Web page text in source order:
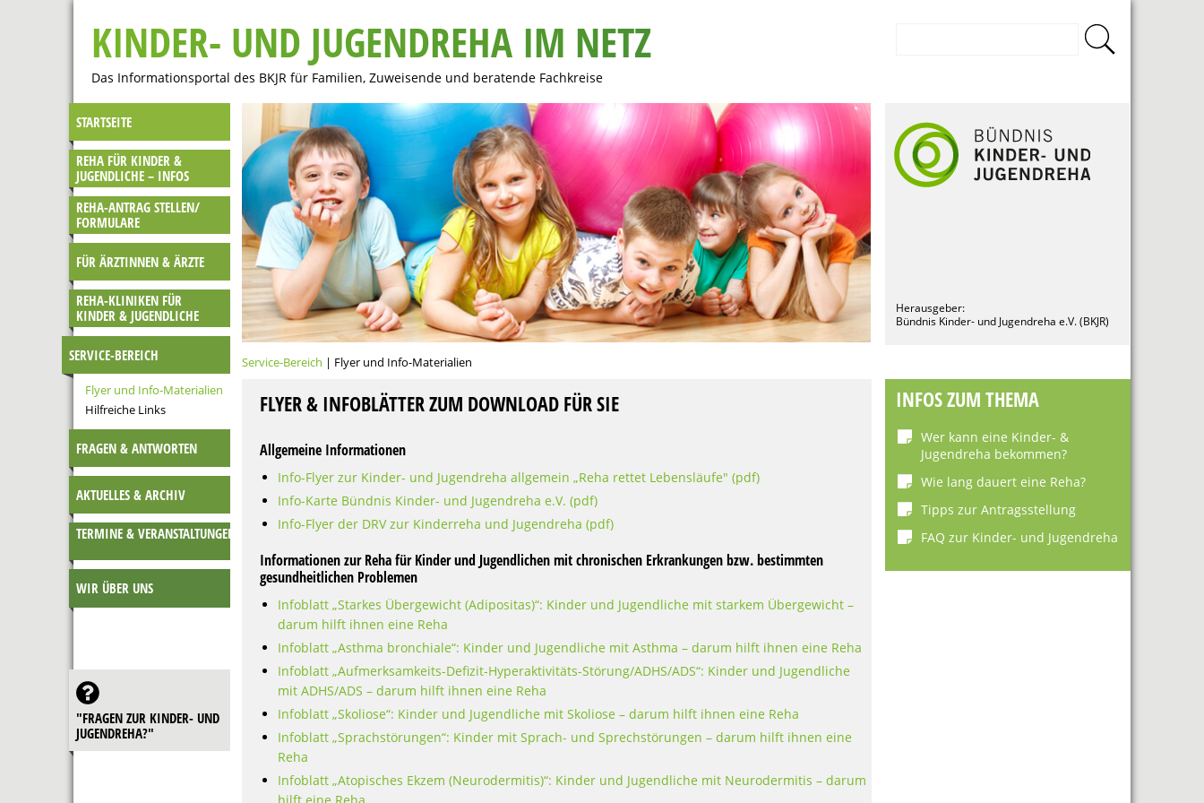
KINDER- UND JUGENDREHA IM NETZ
Das Informationsportal des BKJR für Familien, Zuweisende und beratende Fachkreise
STARTSEITE
REHA FÜR KINDER &
JUGENDLICHE – INFOS
REHA-ANTRAG STELLEN/
FORMULARE
FÜR ÄRZTINNEN & ÄRZTE
REHA-KLINIKEN FÜR
KINDER & JUGENDLICHE
SERVICE-BEREICH
Flyer und Info-Materialien
Hilfreiche Links
FRAGEN & ANTWORTEN
AKTUELLES & ARCHIV
TERMINE & VERANSTALTUNGEN
WIR ÜBER UNS
"FRAGEN ZUR KINDER- UND
JUGENDREHA?"
Herausgeber:
Bündnis Kinder- und Jugendreha e.V. (BKJR)
Service-Bereich | Flyer und Info-Materialien
FLYER & INFOBLÄTTER ZUM DOWNLOAD FÜR SIE
Allgemeine Informationen
Info-Flyer zur Kinder- und Jugendreha allgemein „Reha rettet Lebensläufe" (pdf)
Info-Karte Bündnis Kinder- und Jugendreha e.V. (pdf)
Info-Flyer der DRV zur Kinderreha und Jugendreha (pdf)
Informationen zur Reha für Kinder und Jugendlichen mit chronischen Erkrankungen bzw. bestimmten
gesundheitlichen Problemen
Infoblatt „Starkes Übergewicht (Adipositas)“: Kinder und Jugendliche mit starkem Übergewicht –
darum hilft ihnen eine Reha
Infoblatt „Asthma bronchiale“: Kinder und Jugendliche mit Asthma – darum hilft ihnen eine Reha
Infoblatt „Aufmerksamkeits-Defizit-Hyperaktivitäts-Störung/ADHS/ADS“: Kinder und Jugendliche
mit ADHS/ADS – darum hilft ihnen eine Reha
Infoblatt „Skoliose“: Kinder und Jugendliche mit Skoliose – darum hilft ihnen eine Reha
Infoblatt „Sprachstörungen“: Kinder mit Sprach- und Sprechstörungen – darum hilft ihnen eine
Reha
Infoblatt „Atopisches Ekzem (Neurodermitis)“: Kinder und Jugendliche mit Neurodermitis – darum
INFOS ZUM THEMA
Wer kann eine Kinder- &
Jugendreha bekommen?
Wie lang dauert eine Reha?
Tipps zur Antragsstellung
FAQ zur Kinder- und Jugendreha